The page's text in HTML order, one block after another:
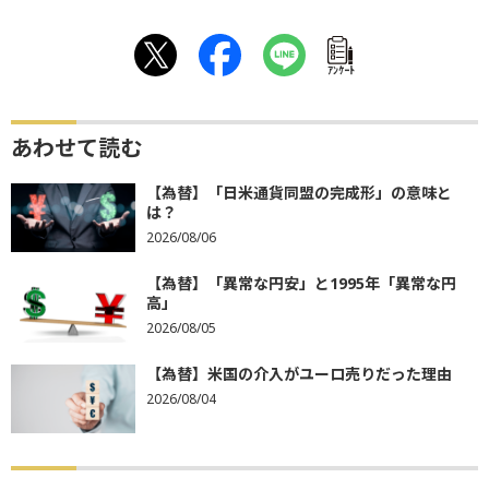
ｱﾝｹｰﾄ
あわせて読む
【為替】「日米通貨同盟の完成形」の意味と
は？
2026/08/06
【為替】「異常な円安」と1995年「異常な円
高」
2026/08/05
【為替】米国の介入がユーロ売りだった理由
2026/08/04